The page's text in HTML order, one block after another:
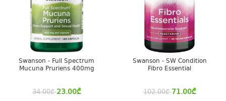
Swanson - Full Spectrum
Mucuna Pruriens 400mg
34.00₾ 23.00₾
Swanson - SW Condition
Fibro Essential
102.00₾ 71.00₾